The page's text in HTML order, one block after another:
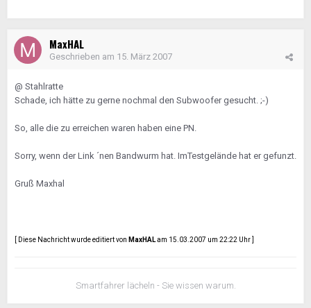
MaxHAL
Geschrieben am 15. März 2007
@ Stahlratte
Schade, ich hätte zu gerne nochmal den Subwoofer gesucht. ;-)
So, alle die zu erreichen waren haben eine PN.
Sorry, wenn der Link ´nen Bandwurm hat. ImTestgelände hat er gefunzt.
Gruß Maxhal
[ Diese Nachricht wurde editiert von MaxHALam 15.03.2007 um 22:22 Uhr ]
Smartfahrer lächeln - Sie wissen warum.